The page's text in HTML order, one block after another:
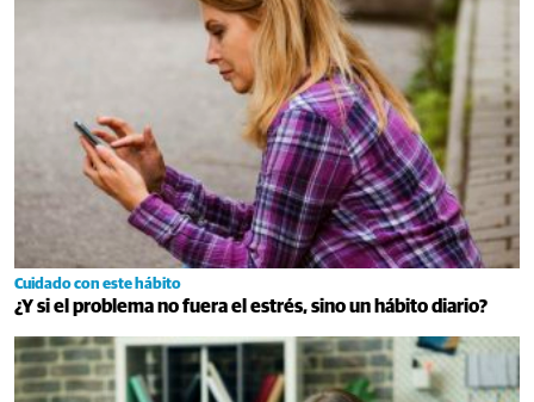
Cuidado con este hábito
¿Y si el problema no fuera el estrés, sino un hábito diario?